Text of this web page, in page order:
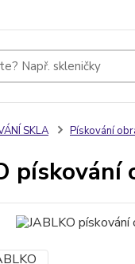
SKLA Pískování
pískování